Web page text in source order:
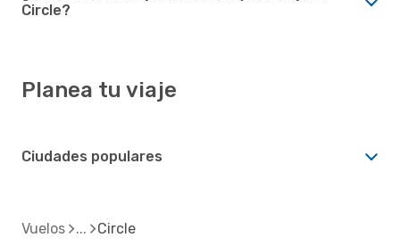
Circle?
Planea tu viaje
Ciudades populares
Vuelos Circle